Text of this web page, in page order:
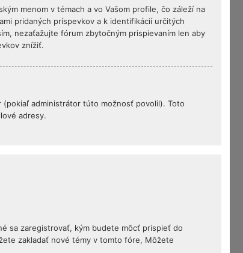
menom v témach a vo Vašom profile, čo záleží na
pridaných príspevkov a k identifikácií určitých
nezaťažujte fórum zbytočným prispievaním len aby
znížiť.
administrátor túto možnosť povolil). Toto
adresy.
sa zaregistrovať, kým budete môcť prispieť do
zakladať nové témy v tomto fóre, Môžete